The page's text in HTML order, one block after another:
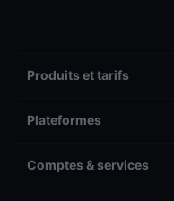
Produits et tarifs
Plateformes
Comptes & services